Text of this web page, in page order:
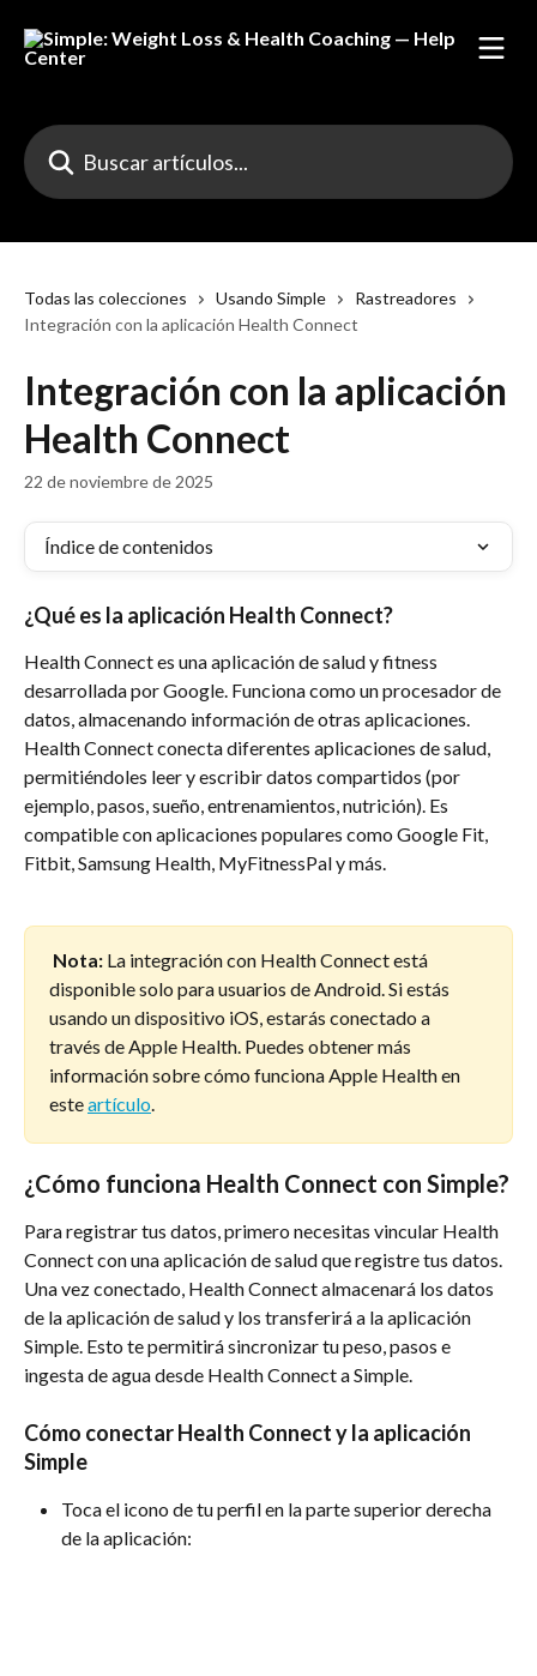
Buscar artículos...
Todas las colecciones Usando Simple
Rastreadores
Integración con la aplicación Health Connect
Integración con la aplicación
Health Connect
22 de noviembre de 2025
Índice de contenidos
¿Qué es la aplicación Health Connect?
Health Connect es una aplicación de salud y fitness
desarrollada por Google. Funciona como un procesador de
datos, almacenando información de otras aplicaciones.
Health Connect conecta diferentes aplicaciones de salud,
permitiéndoles leer y escribir datos compartidos (por
ejemplo, pasos, sueño, entrenamientos, nutrición). Es
compatible con aplicaciones populares como Google Fit,
Fitbit, Samsung Health, MyFitnessPal y más.
Nota: La integración con Health Connect está
disponible solo para usuarios de Android. Si estás
usando un dispositivo iOS, estarás conectado a
través de Apple Health. Puedes obtener más
información sobre cómo funciona Apple Health en
este artículo.
¿Cómo funciona Health Connect con Simple?
Para registrar tus datos, primero necesitas vincular Health
Connect con una aplicación de salud que registre tus datos.
Una vez conectado, Health Connect almacenará los datos
de la aplicación de salud y los transferirá a la aplicación
Simple. Esto te permitirá sincronizar tu peso, pasos e
ingesta de agua desde Health Connect a Simple.
Cómo conectar Health Connect y la aplicación
Simple
Toca el icono de tu perfil en la parte superior derecha
de la aplicación: